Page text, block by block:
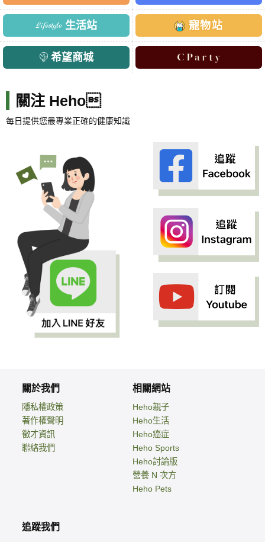
生活站 寵物站
希望商城
關注 Heho
每日提供您最專業正確的健康知識
關於我們
隱私權政策
著作權聲明
徵才資訊
聯絡我們
相關網站
Heho親子
Heho生活
Heho癌症
Heho Sports
Heho討論版
營養 N 次方
Heho Pets
追蹤我們